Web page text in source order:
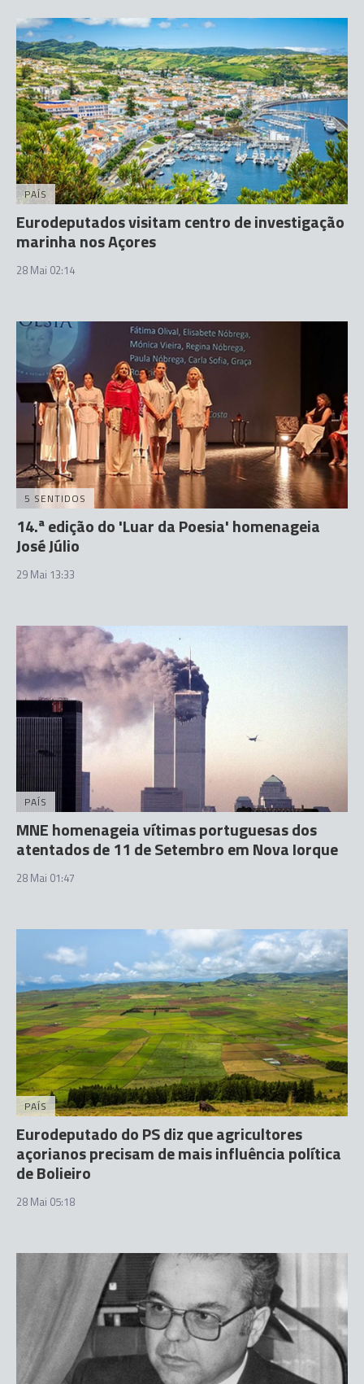
PAÍS
Eurodeputados visitam centro de investigação
marinha nos Açores
28 Mai 02:14
5 SENTIDOS
14.ª edição do 'Luar da Poesia' homenageia
José Júlio
29 Mai 13:33
PAÍS
MNE homenageia vítimas portuguesas dos
atentados de 11 de Setembro em Nova Iorque
28 Mai 01:47
PAÍS
Eurodeputado do PS diz que agricultores
açorianos precisam de mais influência política
de Bolieiro
28 Mai 05:18